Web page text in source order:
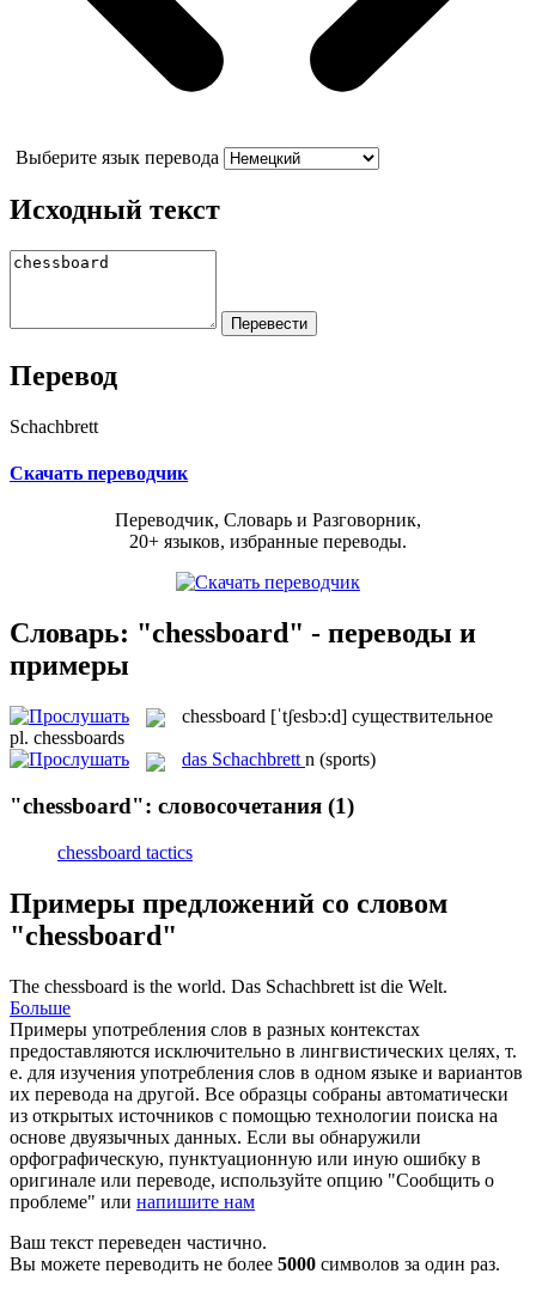
Выберите язык перевода
Исходный текст
Перевод
Schachbrett
Скачать переводчик
Переводчик, Словарь и Разговорник,
20+ языков, избранные переводы.
Словарь: "chessboard" - переводы и
примеры
chessboard [ˈtʃesbɔ:d] существительное
pl. chessboards
das Schachbrett n (sports)
"chessboard": словосочетания (1)
chessboard tactics
Примеры предложений со словом
"chessboard"
The chessboard is the world. Das Schachbrett ist die Welt.
Больше
Примеры употребления слов в разных контекстах
предоставляются исключительно в лингвистических целях, т.
е. для изучения употребления слов в одном языке и вариантов
их перевода на другой. Все образцы собраны автоматически
из открытых источников с помощью технологии поиска на
основе двуязычных данных. Если вы обнаружили
орфографическую, пунктуационную или иную ошибку в
оригинале или переводе, используйте опцию "Сообщить о
проблеме" или напишите нам
Ваш текст переведен частично.
Вы можете переводить не более 5000 символов за один раз.